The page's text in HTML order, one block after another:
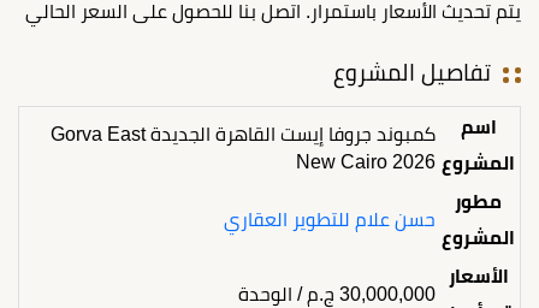
يتم تحديث الأسعار باستمرار. اتصل بنا للحصول على السعر الحالي
تفاصيل المشروع
اسم
المشروع
كمبوند جروفا إيست القاهرة الجديدة Gorva East
New Cairo 2026
مطور
المشروع
حسن علام للتطوير العقاري
الأسعار
30,000,000 ج.م / الوحدة